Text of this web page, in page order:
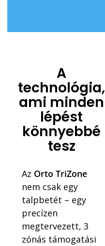
A
technológia,
ami minden
lépést
könnyebbé
tesz
Az Orto TriZone
nem csak egy
talpbetét – egy
precízen
megtervezett, 3
zónás támogatási